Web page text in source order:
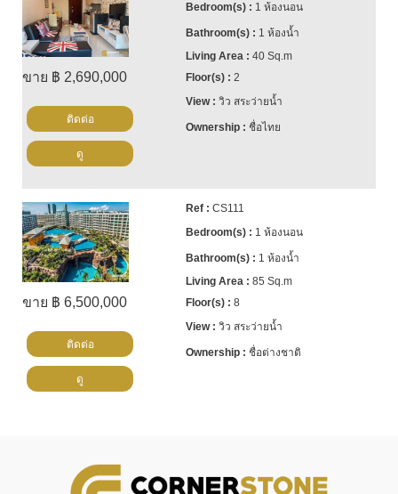
ขาย ฿ 2,690,000
1 ห้องนอน
1 ห้องน้ำ
40 Sq.m
2
วิว สระว่ายน้ำ
ชื่อไทย
ติดต่อ
ดู
ขาย ฿ 6,500,000
CS111
1 ห้องนอน
1 ห้องน้ำ
85 Sq.m
8
วิว สระว่ายน้ำ
ชื่อต่างชาติ
ติดต่อ
ดู